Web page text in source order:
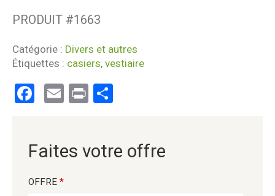
PRODUIT #1663
Catégorie : Divers et autres
Étiquettes : casiers, vestiaire
Facebook
Email
Print
Faites votre offre
OFFRE *